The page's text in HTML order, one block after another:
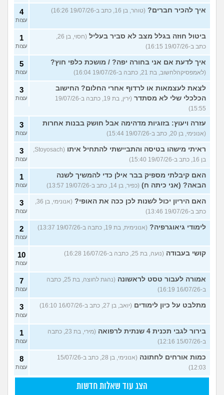
איך להכיר חברים? (טוהר, בן 16, כתב ב-19/07/26 16:26) 4
עצות
ביטול חוזה בגלל מצב לא סביר בעליל
כתב ב-19/07/26 16:15)
1
עצות
איך לדעת אם אני בחורה יפה? / מושכת כלפי חוץ?
(לאמפסיקהלחשוב, בת 21, כתבה ב-19/07/26 16:04)
5
עצות
לצאת לעצמאות או לרדוף אחרי החלום? החישוב
הכלכלי שלי לא מסתדר
(ירין, בת 19, כתבה ב-19/07/26
15:55)
3
עצות
עזרה ויעוץ: בזוגיות מדהימה אבל חושק בבנות אחרות
(אנונימי, בן 20, כתב ב-19/07/26 15:44)
3
עצות
ראיתי מישהו בטיסה והתביישתי להתחיל איתו
בן 16, כתב ב-19/07/26 15:40)
3
עצות
האם קיבלתי מספיק בבר אילן כדי להמשיך לשנה
הבאה? (אני כיתה ח) (כפיר, בן 14, כתב ב-19/07/26 13:57)
1
עצות
האם היריון יכול לשנות לכן ככה את האופי?
כתב ב-19/07/26 13:46)
3
עצות
לימודי גיאוגרפיה? (אנונימית, בת 19, כתבה ב-19/07/26 13:37) 2
עצות
קושי בעבודה (נועה, בת 25, כתבה ב-16/07/26 16:28) 10
עצות
אמורה לעבור טסט לראשונה
(נהגת לחוצה, בת 25, כתבה
ב-16/07/26 16:19)
7
עצות
מתלבט על כיון לימודים (יואב, בן 27, כתב ב-16/07/26 16:10) 3
עצות
בירור לגבי תכנית 4 שנתית לרפואה
(מירי, בת 23, כתבה
ב-15/07/26 12:16)
1
עצות
כמות אורחים לחתונה
(אנונימי, בן 28, כתב ב-15/07/26
12:03)
8
עצות
הצג עוד שאלות חדשות